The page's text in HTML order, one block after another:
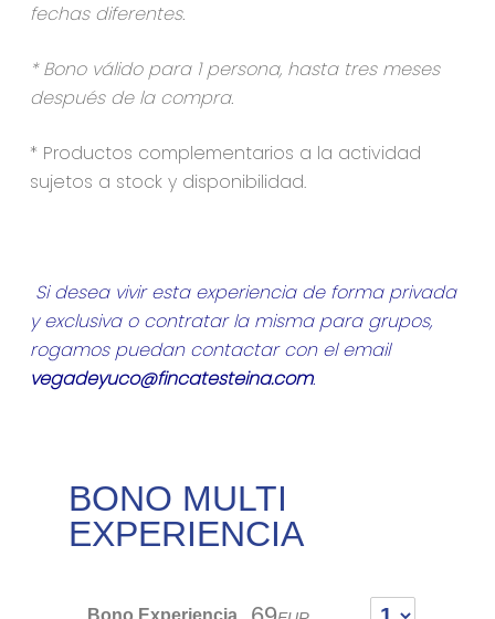
fechas diferentes.
* Bono válido para 1 persona, hasta tres meses
después de la compra.
* Productos complementarios a la actividad
sujetos a stock y disponibilidad.
Si desea vivir esta experiencia de forma privada
y exclusiva o contratar la misma para grupos,
rogamos puedan contactar con el email
vegadeyuco@fincatesteina.com.